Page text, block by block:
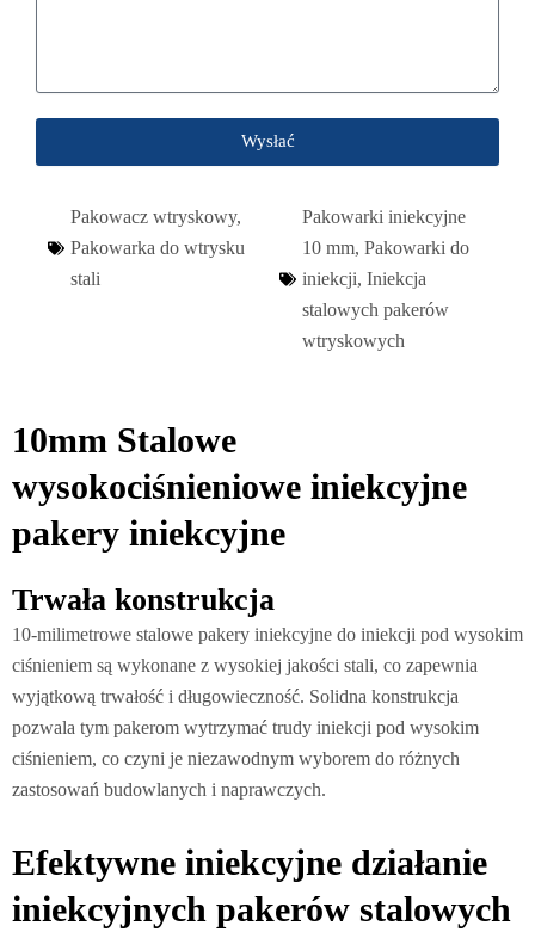
Wysłać
Pakowacz wtryskowy,
Pakowarka do wtrysku
stali
Pakowarki iniekcyjne
10 mm, Pakowarki do
iniekcji, Iniekcja
stalowych pakerów
wtryskowych
10mm Stalowe
wysokociśnieniowe iniekcyjne
pakery iniekcyjne
Trwała konstrukcja
10-milimetrowe stalowe pakery iniekcyjne do iniekcji pod wysokim
ciśnieniem są wykonane z wysokiej jakości stali, co zapewnia
wyjątkową trwałość i długowieczność. Solidna konstrukcja
pozwala tym pakerom wytrzymać trudy iniekcji pod wysokim
ciśnieniem, co czyni je niezawodnym wyborem do różnych
zastosowań budowlanych i naprawczych.
Efektywne iniekcyjne działanie
iniekcyjnych pakerów stalowych